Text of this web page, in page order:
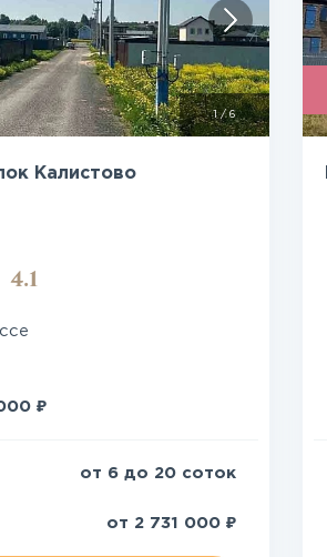
1/6
Калистово
4.1
₽
от 6 до 20 соток
от 2 731 000 ₽
все фото